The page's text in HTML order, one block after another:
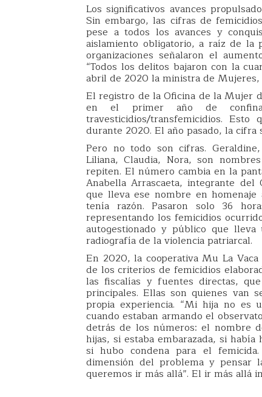
Los significativos avances
Sin embargo, las cifras de
pese a todos los avances y
aislamiento obligatorio, a raíz de la
organizaciones señalaron el
“Todos los delitos bajaron con la
abril de 2020 la ministra de
El registro de la Oficina de la Mujer
en el primer año de
travesticidios/transfemicidios.
durante 2020. El año pasado, la
Pero no todo son cifras.
Liliana, Claudia, Nora, son
repiten. El número cambia en la
Anabella Arrascaeta, integrante del
que lleva ese nombre en homenaje
tenía razón. Pasaron solo 36
representando los femicidios
autogestionado y público que
radiografía de la violencia patriarcal.
En 2020, la cooperativa Mu La
de los criterios de femicidios
las fiscalías y fuentes directas,
principales. Ellas son quienes van
propia experiencia. “Mi hija no es
cuando estaban armando el
detrás de los números: el nombre
hijas, si estaba embarazada, si
si hubo condena para el
dimensión del problema y pensar
queremos ir más allá”. El ir más allá